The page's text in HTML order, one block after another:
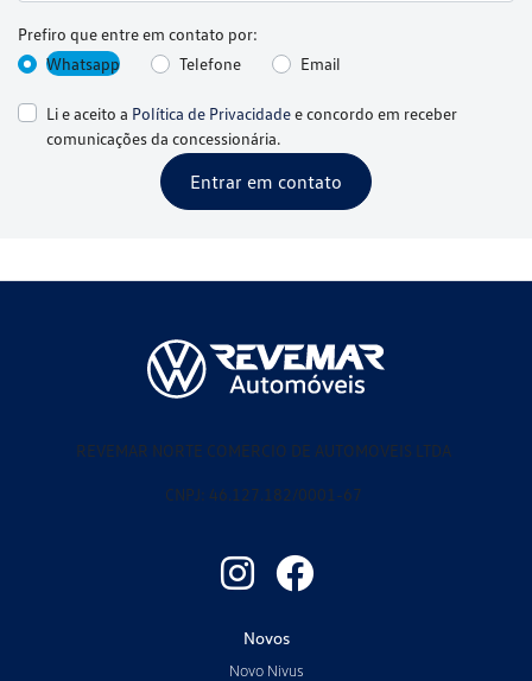
Prefiro que entre em contato por:
Whatsapp
Telefone Email
Li e aceito a Política de Privacidadee concordo em receber
comunicações da concessionária.
Entrar em contato
REVEMAR NORTE COMERCIO DE AUTOMOVEIS LTDA
CNPJ: 46.127.182/0001-67
Novos
Novo Nivus